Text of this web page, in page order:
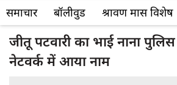
समाचार बॉलीवुड श्रावण मास विशेष
जीतू पटवारी का भाई नाना पुलिस
नेटवर्क में आया नाम